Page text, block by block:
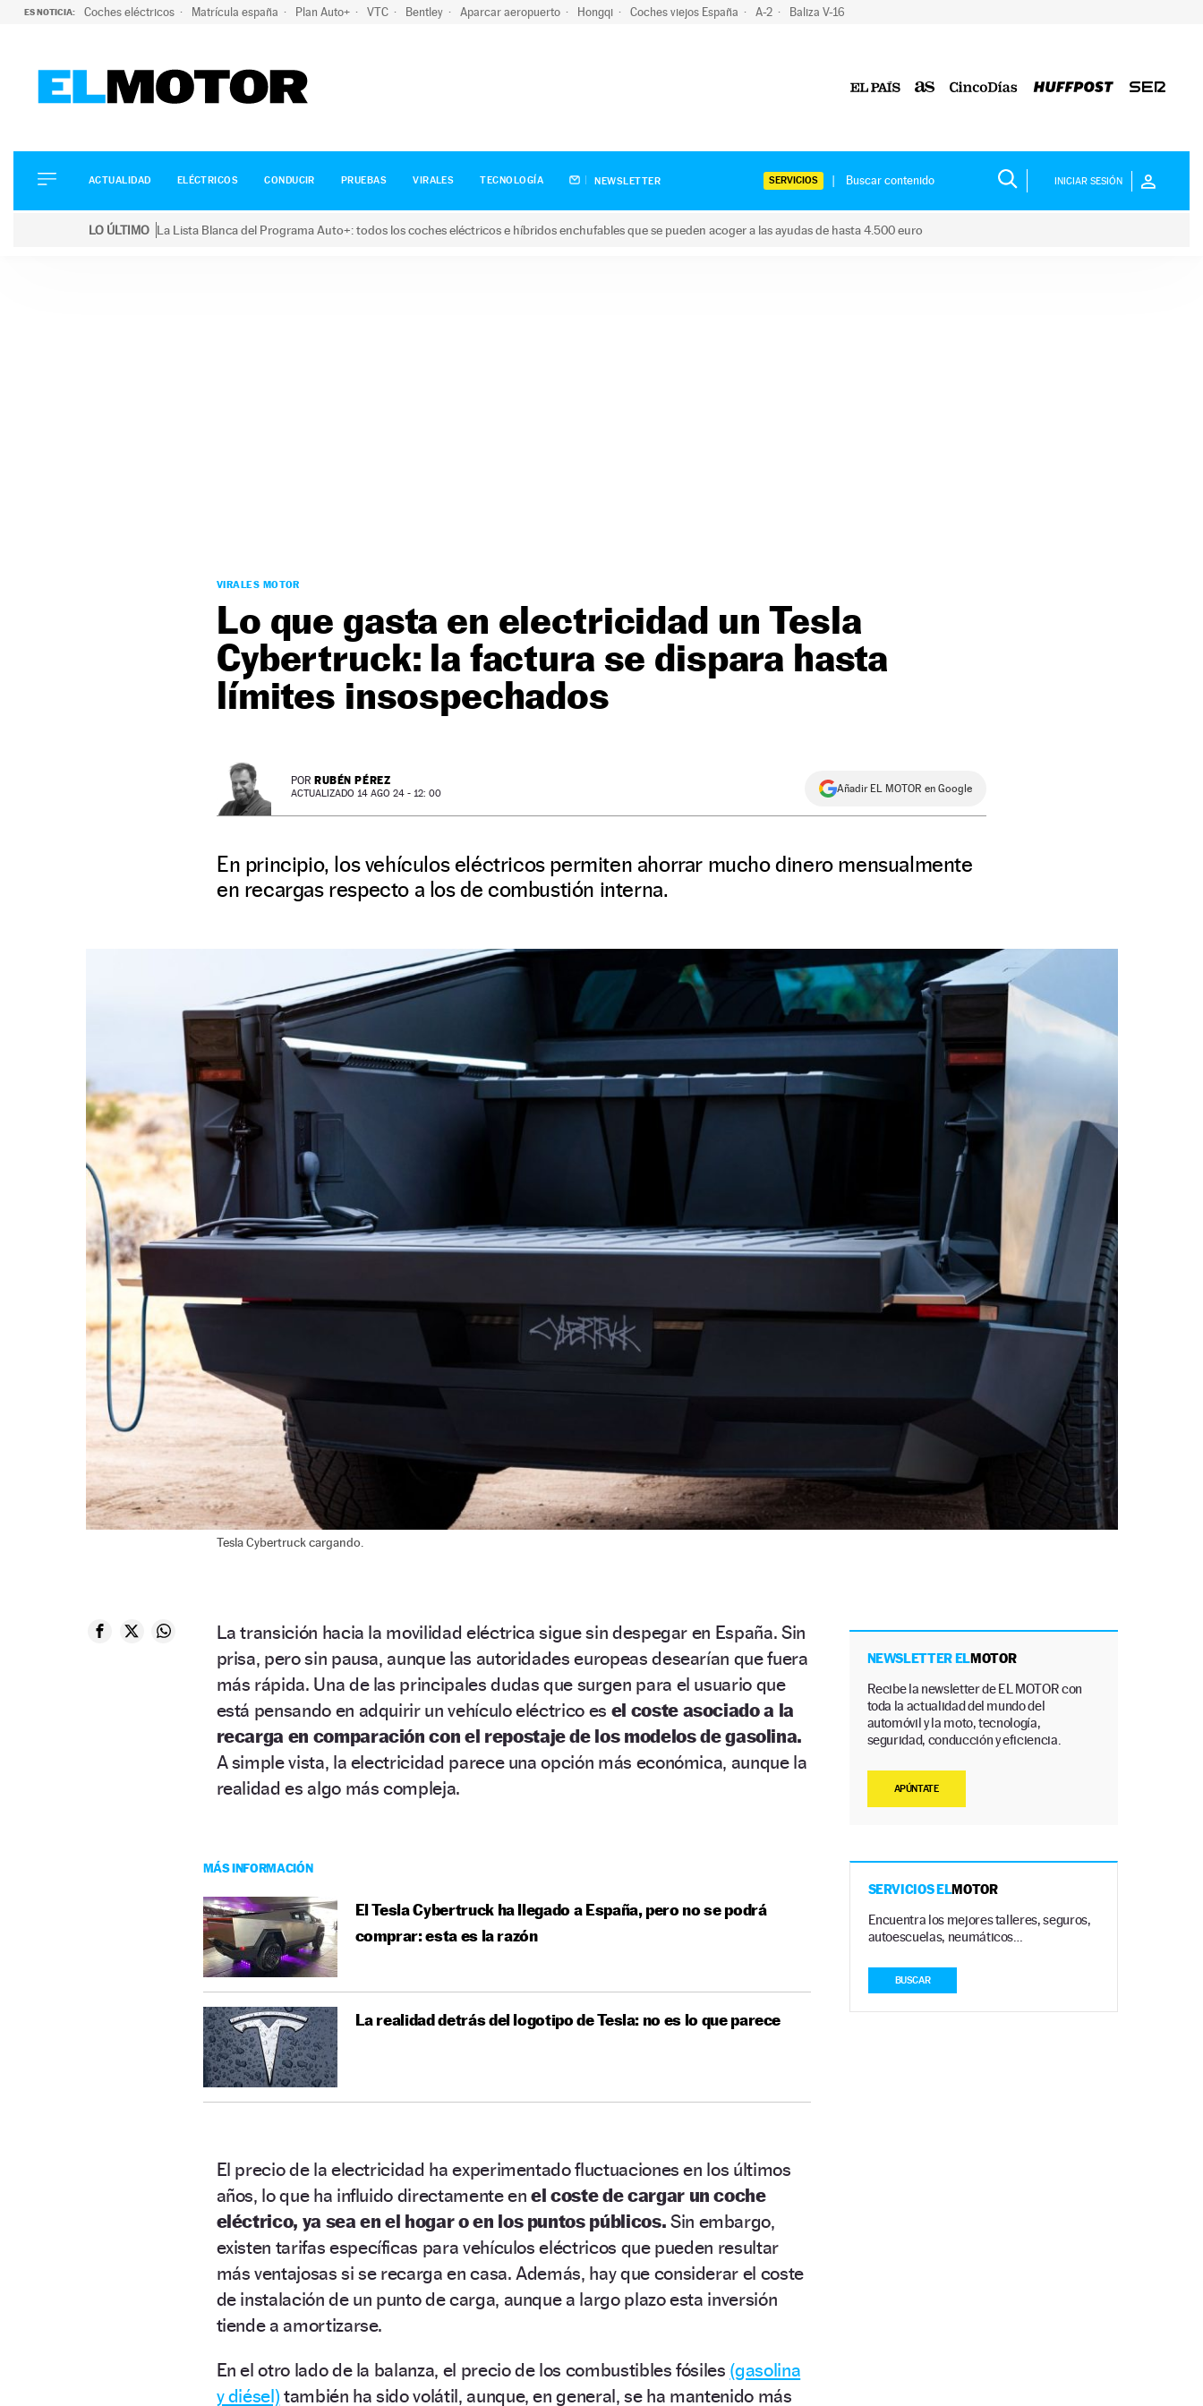
ES NOTICIA: Coches eléctricos Matrícula españa Plan Auto+ VTC Bentley Aparcar aeropuerto Hongqi Coches viejos España A-2 Baliza V-16
ELÉCTRICOS
CONDUCIR
ACTUALIDAD ELÉCTRICOS CONDUCIR PRUEBAS VIRALES TECNOLOGÍA NEWSLETTER SERVICIOS INICIAR SESIÓN
LO ÚLTIMO La Lista Blanca del Programa Auto+: todos los coches eléctricos e híbridos enchufables que se pueden acoger a las ayudas de hasta 4.500 euro
VIRALES MOTOR
Lo que gasta en electricidad un Tesla
Cybertruck: la factura se dispara hasta
límites insospechados
POR RUBÉN PÉREZ
ACTUALIZADO 14 AGO 24 - 12: 00 Añadir EL MOTOR en Google
En principio, los vehículos eléctricos permiten ahorrar mucho dinero mensualmente
en recargas respecto a los de combustión interna.
Tesla Cybertruck cargando.
La transición hacia la movilidad eléctrica sigue sin despegar en España. Sin
prisa, pero sin pausa, aunque las autoridades europeas desearían que fuera
más rápida. Una de las principales dudas que surgen para el usuario que
está pensando en adquirir un vehículo eléctrico es el coste asociado a la
recarga en comparación con el repostaje de los modelos de gasolina.
A simple vista, la electricidad parece una opción más económica, aunque la
realidad es algo más compleja.
MÁS INFORMACIÓN
El Tesla Cybertruck ha llegado a España, pero no se podrá
comprar: esta es la razón
La realidad detrás del logotipo de Tesla: no es lo que parece
El precio de la electricidad ha experimentado fluctuaciones en los últimos
años, lo que ha influido directamente enel coste de cargar un coche
eléctrico, ya sea en el hogar o en los puntos públicos. Sin embargo,
existen tarifas específicas para vehículos eléctricos que pueden resultar
más ventajosas si se recarga en casa. Además, hay que considerar el coste
de instalación de un punto de carga, aunque a largo plazo esta inversión
tiende a amortizarse.
En el otro lado de la balanza, el precio de los combustibles fósiles (gasolina
y diésel) también ha sido volátil, aunque, en general, se ha mantenido más
NEWSLETTER ELMOTOR
Recibe la newsletter de EL MOTOR con
toda la actualidad del mundo del
automóvil y la moto, tecnología,
seguridad, conducción y eficiencia.
APÚNTATE
SERVICIOS ELMOTOR
Encuentra los mejores talleres, seguros,
autoescuelas, neumáticos…
BUSCAR